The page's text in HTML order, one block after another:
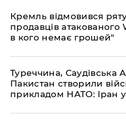
​Кремль відмовився
продавців атакованого
в кого немає грошей"
​Туреччина, Саудівська
Пакистан створили
прикладом НАТО: Іран у